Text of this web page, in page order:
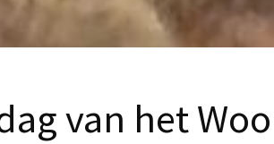
van het